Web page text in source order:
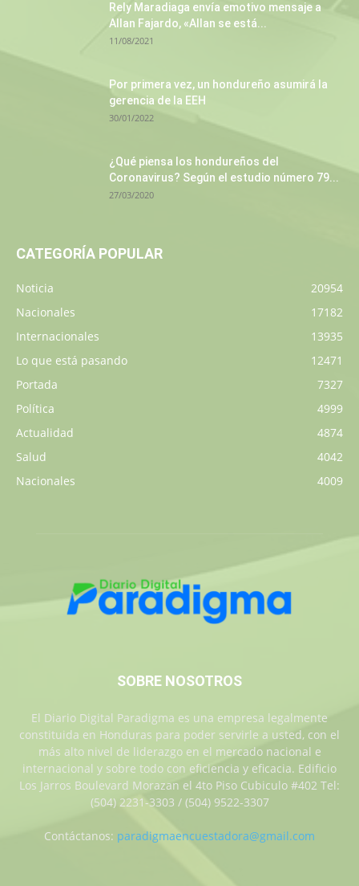
Rely Maradiaga envía emotivo mensaje a
Allan Fajardo, «Allan se está...
11/08/2021
Por primera vez, un hondureño asumirá la
gerencia de la EEH
30/01/2022
¿Qué piensa los hondureños del
Coronavirus? Según el estudio número 79...
27/03/2020
CATEGORÍA POPULAR
Noticia
20954
Nacionales
17182
Internacionales
13935
Lo que está pasando
12471
Portada
7327
Política
4999
Actualidad
4874
Salud
4042
Nacionales
4009
SOBRE NOSOTROS
El Diario Digital Paradigma es una empresa legalmente
constituida en Honduras para poder servirle a usted, con el
más alto nivel de liderazgo en el mercado nacional e
internacional y sobre todo con eficiencia y eficacia. Edificio
Los Jarros Boulevard Morazan el 4to Piso Cubiculo #402 Tel:
(504) 2231-3303 / (504) 9522-3307
Contáctanos: paradigmaencuestadora@gmail.com